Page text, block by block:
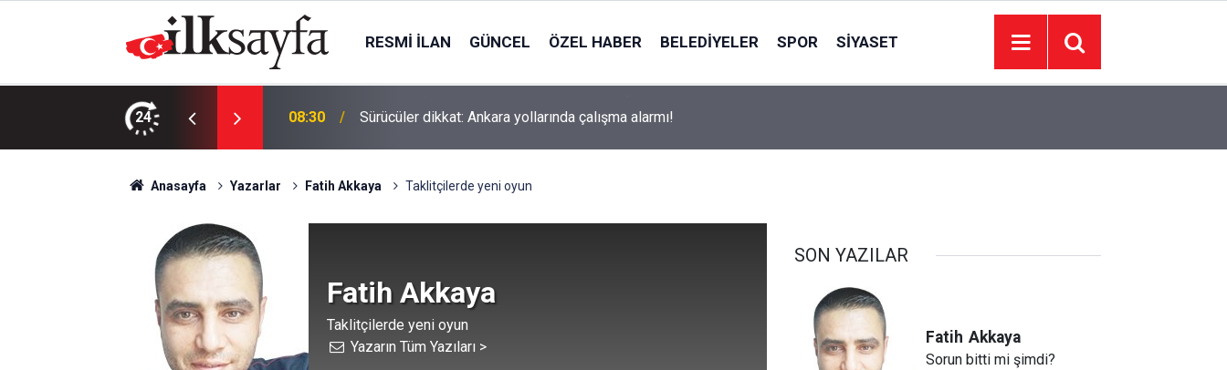
RESMI İLAN GÜNCEL ÖZEL HABER BELEDIYELER SPOR SIYASET
24 08:30 Sürücüler dikkat: Ankara yollarında çalışma alarmı!
Anasayfa Yazarlar Fatih Akkaya Taklitçilerde yeni oyun
Fatih Akkaya
Taklitçilerde yeni oyun
Yazarın Tüm Yazıları >
SON YAZILAR
Fatih Akkaya
Sorun bitti mi şimdi?